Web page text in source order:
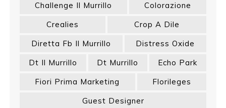
Challenge Il Murrillo
Colorazione
Crealies
Crop A Dile
Diretta Fb Il Murrillo
Distress Oxide
Dt Il Murrillo
Dt Murrillo
Echo Park
Fiori Prima Marketing
Florileges
Guest Designer